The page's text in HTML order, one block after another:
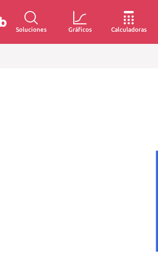
Soluciones Gráficos Calculadoras